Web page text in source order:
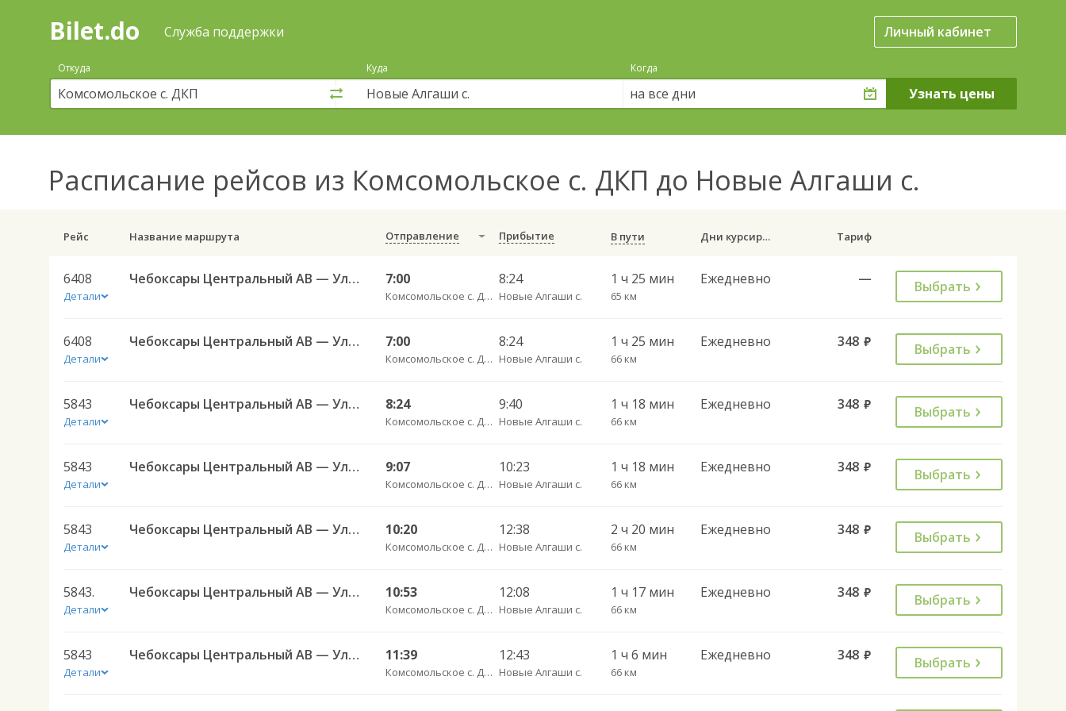
Поиск
покупка
билетов
автобус
онлайн
Bilet.do Служба поддержки Личный кабинет
Откуда Куда Когда
на все дни
Расписание рейсов из Комсомольское с. ДКП до Новые Алгаши с.
Рейс Название маршрута Отправление Прибытие В пути Дни курсирования Тариф
6408
Детали
Чебоксары Центральный АВ — Ульяновск Центральный АВ 6408 7:00
Комсомольское с. ДКП
8:24
Новые Алгаши с.
1 ч 25 мин
65 км
Ежедневно — Выбрать
6408
Детали
Чебоксары Центральный АВ — Ульяновск Центральный АВ 6408 7:00
Комсомольское с. ДКП
8:24
Новые Алгаши с.
1 ч 25 мин
66 км
Ежедневно 348 руб. Выбрать
5843
Детали
Чебоксары Центральный АВ — Ульяновск (Новый город) ч/з Батырево с. ДКП 5843 8:24
Комсомольское с. ДКП
9:40
Новые Алгаши с.
1 ч 18 мин
66 км
Ежедневно 348 руб. Выбрать
5843
Детали
Чебоксары Центральный АВ — Ульяновск (Новый город) ч/з Батырево с. ДКП 5843 9:07
Комсомольское с. ДКП
10:23
Новые Алгаши с.
1 ч 18 мин
66 км
Ежедневно 348 руб. Выбрать
5843
Детали
Чебоксары Центральный АВ — Ульяновск (Новый город) ч/з Батырево с. ДКП 5843 10:20
Комсомольское с. ДКП
12:38
Новые Алгаши с.
2 ч 20 мин
66 км
Ежедневно 348 руб. Выбрать
5843.
Детали
Чебоксары Центральный АВ — Ульяновск (Новый город) ч/з Батырево с. ДКП 5843. 10:53
Комсомольское с. ДКП
12:08
Новые Алгаши с.
1 ч 17 мин
66 км
Ежедневно 348 руб. Выбрать
5843
Детали
Чебоксары Центральный АВ — Ульяновск (Новый город) ч/з Батырево с. ДКП 5843 11:39
Комсомольское с. ДКП
12:43
Новые Алгаши с.
1 ч 6 мин
66 км
Ежедневно 348 руб. Выбрать